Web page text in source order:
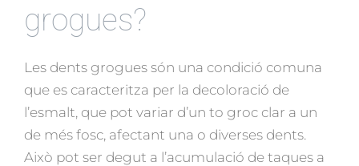
grogues?
Les dents grogues són una condició comuna
que es caracteritza per la decoloració de
l’esmalt, que pot variar d’un to groc clar a un
de més fosc, afectant una o diverses dents.
Això pot ser degut a l’acumulació de taques a